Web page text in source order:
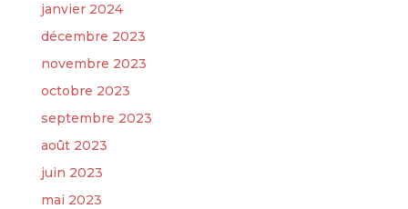
janvier 2024
décembre 2023
novembre 2023
octobre 2023
septembre 2023
août 2023
juin 2023
mai 2023